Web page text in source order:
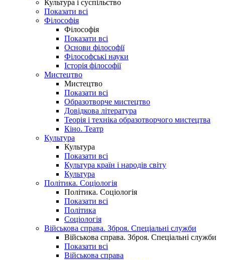
Культура і суспільство
Показати всі
Філософія
Філософія
Показати всі
Основи філософії
Філософські науки
Історія філософії
Мистецтво
Мистецтво
Показати всі
Образотворче мистецтво
Довідкова література
Теорія і техніка образотворчого мистецтва
Кіно. Театр
Культура
Культура
Показати всі
Культура країн і народів світу
Культура
Політика. Соціологія
Політика. Соціологія
Показати всі
Політика
Соціологія
Військова справа. Зброя. Спеціальні служби
Військова справа. Зброя. Спеціальні служби
Показати всі
Військова справа